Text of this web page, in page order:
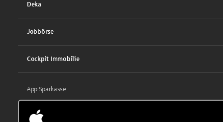
Deka
Jobbörse
Cockpit Immobilie
App Sparkasse